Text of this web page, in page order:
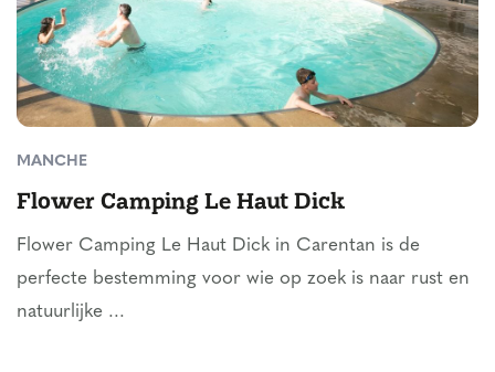
MANCHE
Flower Camping Le Haut Dick
Flower Camping Le Haut Dick in Carentan is de
perfecte bestemming voor wie op zoek is naar rust en
natuurlijke ...